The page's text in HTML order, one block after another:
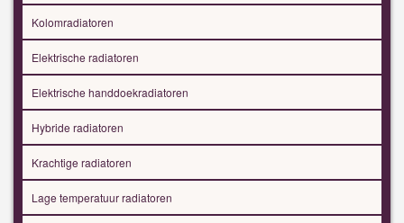
Kolomradiatoren
Elektrische radiatoren
Elektrische handdoekradiatoren
Hybride radiatoren
Krachtige radiatoren
Lage temperatuur radiatoren